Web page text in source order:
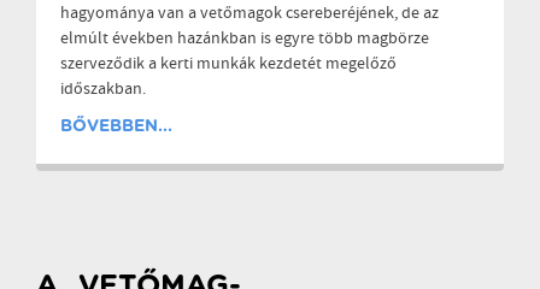
hagyománya van a vetőmagok csereberéjének, de az
elmúlt években hazánkban is egyre több magbörze
szerveződik a kerti munkák kezdetét megelőző
időszakban.
BŐVEBBEN...